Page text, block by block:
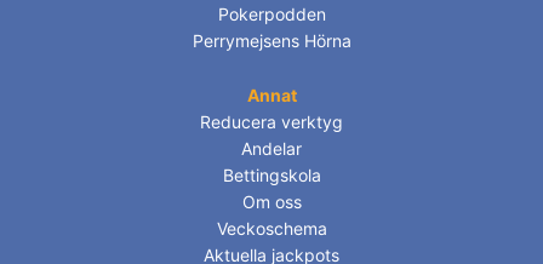
Pokerpodden
Perrymejsens Hörna
Annat
Reducera verktyg
Andelar
Bettingskola
Om oss
Veckoschema
Aktuella jackpots